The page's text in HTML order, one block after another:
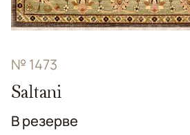
№ 1473
Saltani
В резерве